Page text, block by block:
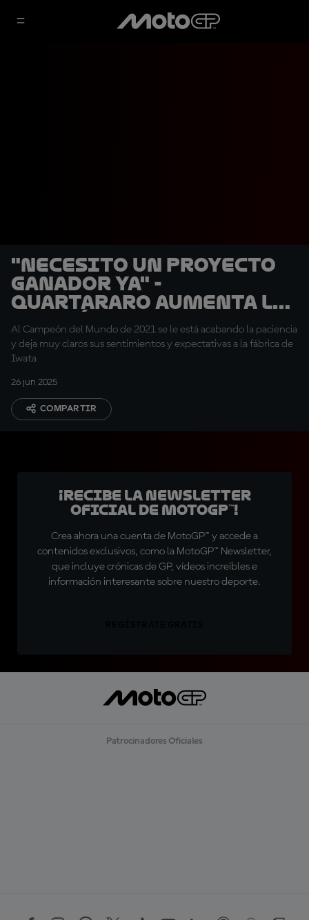
"Necesito un proyecto
ganador ya" -
Quartararo aumenta la
presión sobre Yamaha
Al Campeón del Mundo de 2021 se le está acabando la paciencia
y deja muy claros sus sentimientos y expectativas a la fábrica de
Iwata
26 jun 2025
COMPARTIR
¡Recibe la Newsletter
oficial de MotoGP™!
Crea ahora una cuenta de MotoGP™ y accede a
contenidos exclusivos, como la MotoGP™ Newsletter,
que incluye crónicas de GP, vídeos increíbles e
información interesante sobre nuestro deporte.
Patrocinadores Oficiales